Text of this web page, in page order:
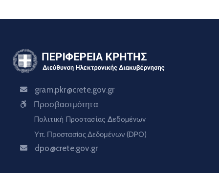
gram.pkr@crete.gov.gr
Προσβασιμότητα
Πολιτική Προστασίας Δεδομένων
Υπ. Προστασίας Δεδομένων (DPO)
dpo@crete.gov.gr